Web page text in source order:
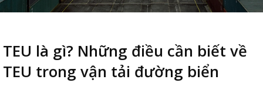
TEU là gì? Những điều cần biết về
TEU trong vận tải đường biển